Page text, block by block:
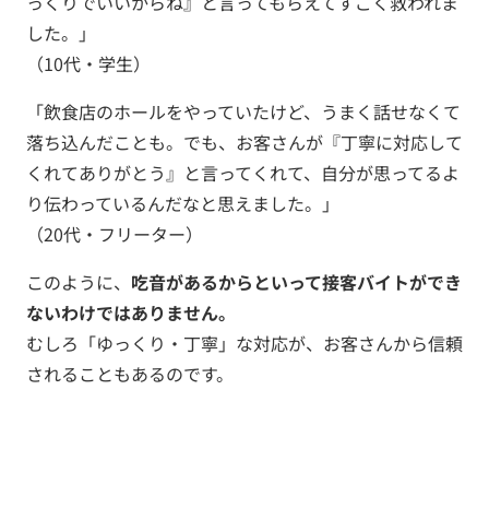
した。」
（10代・学生）
「飲食店のホールをやっていたけど、うまく話せなくて
落ち込んだことも。でも、お客さんが『丁寧に対応して
くれてありがとう』と言ってくれて、自分が思ってるよ
り伝わっているんだなと思えました。」
（20代・フリーター）
このように、 吃音があるからといって接客バイトができ
ないわけではありません。
むしろ「ゆっくり・丁寧」な対応が、お客さんから信頼
されることもあるのです。